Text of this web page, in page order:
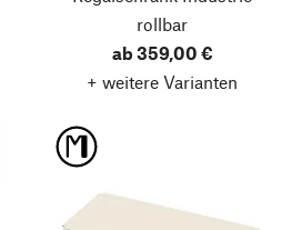
rollbar
ab 359,00 €
+ weitere Varianten